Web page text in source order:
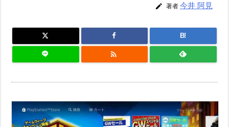
 著者 今井 阿見
B!
